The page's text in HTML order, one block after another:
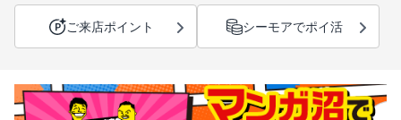
ご来店ポイント シーモアでポイ活